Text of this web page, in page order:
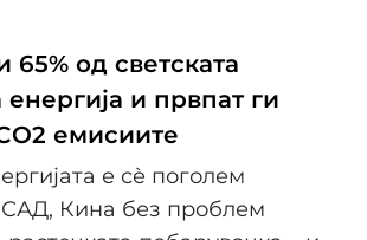
65% од светската
и првпат ги
емисиите
е сѐ поголем
Кина без проблем